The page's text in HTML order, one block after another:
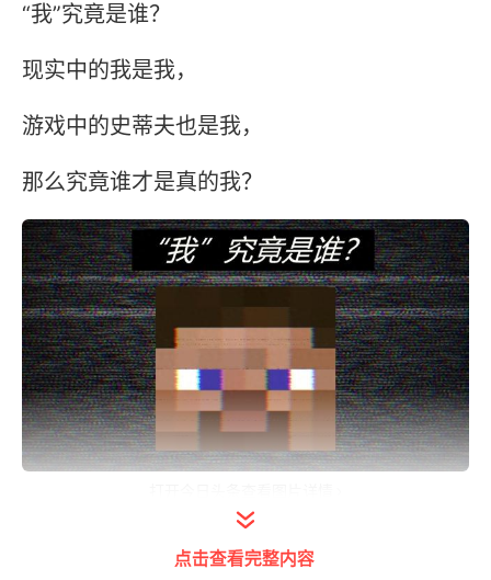
“我”究竟是谁？
现实中的我是我，
游戏中的史蒂夫也是我，
那么究竟谁才是真的我？
那么为什么会有两个我？
点击查看完整内容